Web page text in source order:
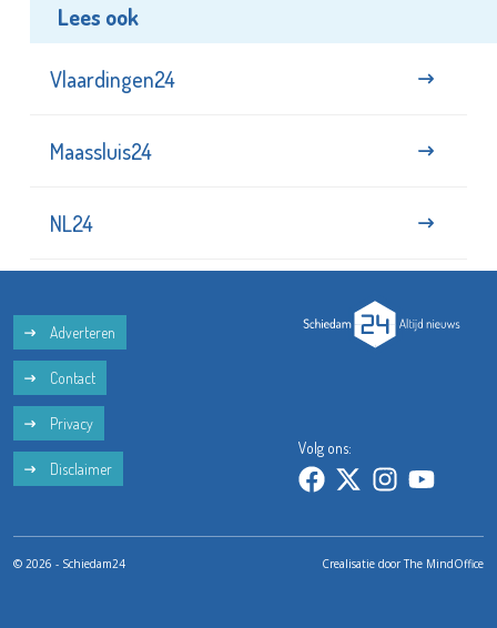
Lees ook
Vlaardingen24
Maassluis24
NL24
Adverteren
Contact
Privacy
Disclaimer
Volg ons:
© 2026 - Schiedam24 Crealisatie doorThe MindOffice